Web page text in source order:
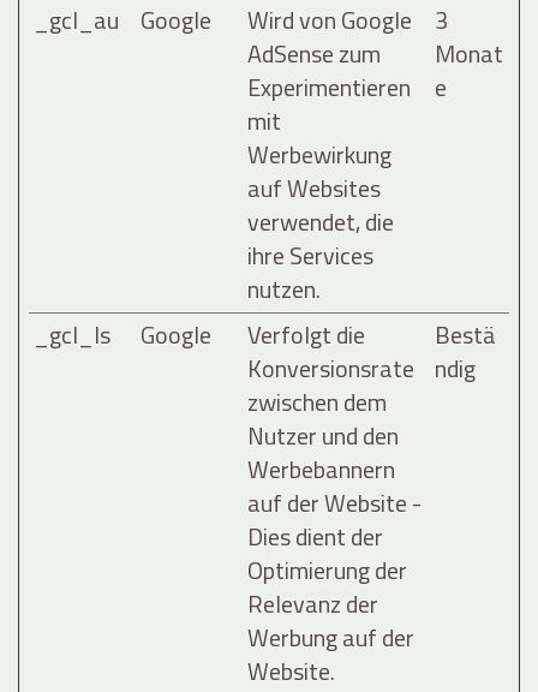
_gcl_au Google
Wird von Google
AdSense zum
Experimentieren
mit
Werbewirkung
auf Websites
verwendet, die
ihre Services
nutzen.
3
Monat
e
_gcl_ls Google
Verfolgt die
Konversionsrate
zwischen dem
Nutzer und den
Werbebannern
auf der Website -
Dies dient der
Optimierung der
Relevanz der
Werbung auf der
Website.
Bestä
ndig